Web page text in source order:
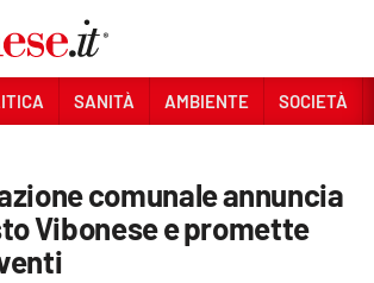
SANITÀ AMBIENTE SOCIETÀ
comunale annuncia
Vibonese e promette